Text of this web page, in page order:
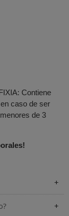
Contiene
caso de ser
de 3